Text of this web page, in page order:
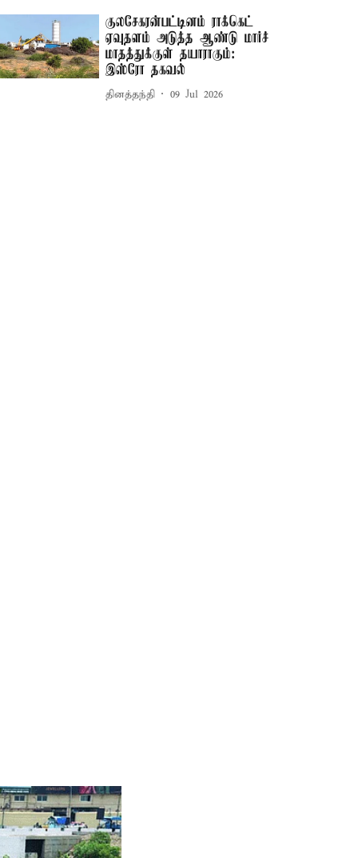
குலசேகரன்பட்டினம் ராக்கெட்
ஏவுதளம் அடுத்த ஆண்டு மார்ச்
மாதத்துக்குள் தயாராகும்:
இஸ்ரோ தகவல்
தினத்தந்தி 09 Jul 2026